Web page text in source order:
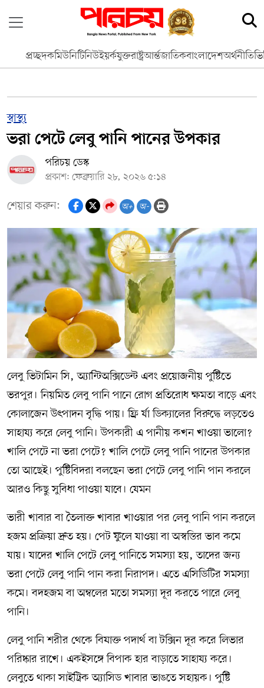
প্রচ্ছদকমিউনিটিনিউইয়র্কযুক্তরাষ্ট্রআর্ন্তজাতিকবাংলাদেশঅর্থনীতি
স্বাস্থ্য
ভরা পেটে লেবু পানি পানের উপকার
পরিচয় ডেস্ক
প্রকাশ: ফেব্রুয়ারি ২৮, ২০২৬ ৫:১৪
শেয়ার করুন: অ+ অ-
লেবু ভিটামিন সি, অ্যান্টিঅক্সিডেন্ট এবং প্রয়োজনীয় পুষ্টিতে
ভরপুর। নিয়মিত লেবু পানি পানে রোগ প্রতিরোধ ক্ষমতা বাড়ে এবং
কোলাজেন উৎপাদন বৃদ্ধি পায়। ফ্রি র্যা ডিক্যালের বিরুদ্ধে লড়তেও
সাহায্য করে লেবু পানি। উপকারী এ পানীয় কখন খাওয়া ভালো?
খালি পেটে না ভরা পেটে? খালি পেটে লেবু পানি পানের উপকার
তো আছেই। পুষ্টিবিদরা বলছেন ভরা পেটে লেবু পানি পান করলে
আরও কিছু সুবিধা পাওয়া যাবে। যেমন
ভারী খাবার বা তৈলাক্ত খাবার খাওয়ার পর লেবু পানি পান করলে
হজম প্রক্রিয়া দ্রুত হয়। পেট ফুলে যাওয়া বা অস্বস্তির ভাব কমে
যায়। যাদের খালি পেটে লেবু পানিতে সমস্যা হয়, তাদের জন্য
ভরা পেটে লেবু পানি পান করা নিরাপদ। এতে এসিডিটির সমস্যা
কমে। বদহজম বা অম্বলের মতো সমস্যা দূর করতে পারে লেবু
পানি।
লেবু পানি শরীর থেকে বিষাক্ত পদার্থ বা টক্সিন দূর করে লিভার
পরিষ্কার রাখে। একইসঙ্গে বিপাক হার বাড়াতে সাহায্য করে।
লেবুতে থাকা সাইট্রিক অ্যাসিড খাবার ভাঙতে সহায়ক। পুষ্টি